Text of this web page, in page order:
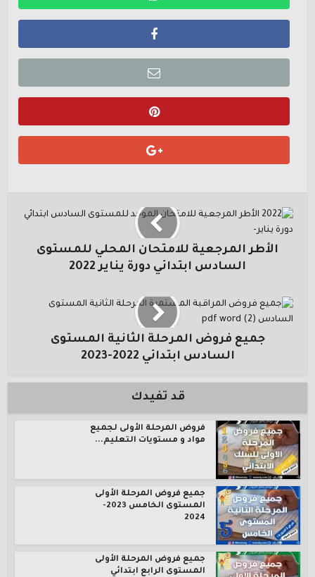
الأطر المرجعية للامتحان المحلي للمستوى
السادس ابتدائي دورة يناير 2022
جميع فروض المرحلة الثانية المستوى
السادس ابتدائي 2022-2023
قد تفيدك
فروض المرحلة الأولى لجميع
مواد و مستويات التعليم...
جميع فروض المرحلة الأولى
المستوى الخامس 2023-
2024
جميع فروض المرحلة الأولى
المستوى الرابع ابتدائي